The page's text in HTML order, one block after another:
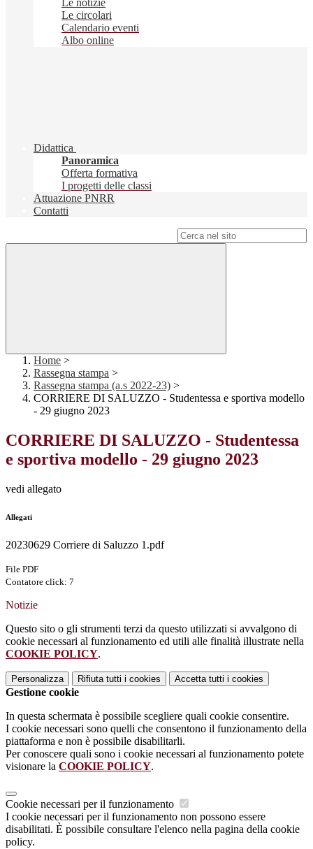
Le notizie
Le circolari
Calendario eventi
Albo online
Didattica
Panoramica
Offerta formativa
I progetti delle classi
Attuazione PNRR
Contatti
Home >
Rassegna stampa >
Rassegna stampa (a.s 2022-23) >
CORRIERE DI SALUZZO - Studentessa e sportiva modello
- 29 giugno 2023
CORRIERE DI SALUZZO - Studentessa
e sportiva modello - 29 giugno 2023
vedi allegato
Allegati
20230629 Corriere di Saluzzo 1.pdf
File PDF
Contatore click: 7
Notizie
Questo sito o gli strumenti terzi da questo utilizzati si avvalgono di
cookie necessari al funzionamento ed utili alle finalità illustrate nella
COOKIE POLICY.
Personalizza Rifiuta tutti i cookies Accetta tutti i cookies
Gestione cookie
In questa schermata è possibile scegliere quali cookie consentire.
I cookie necessari sono quelli che consentono il funzionamento della
piattaforma e non è possibile disabilitarli.
Per conoscere quali sono i cookie necessari al funzionamento potete
visionare la COOKIE POLICY.
Cookie necessari per il funzionamento
I cookie necessari per il funzionamento non possono essere
disabilitati. È possibile consultare l'elenco nella pagina della cookie
policy.